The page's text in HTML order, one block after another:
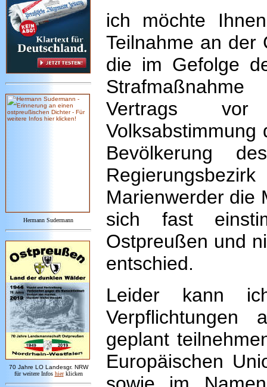
Hermann Sudermann
70 Jahre LO Landesgr. NRW
für weitere Infos hier klicken
ich möchte
Teilnahme an der
die im Gefolge
Vertrags
Bevölkerung
Marienwerder die
sich fast
Ostpreußen und
entschied.
Leider kann
geplant
Europäischen